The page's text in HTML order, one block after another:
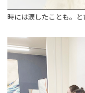
時には涙したことも。